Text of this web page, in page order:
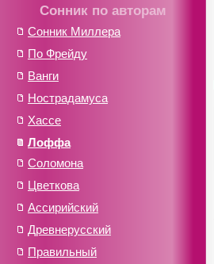
Сонник по авторам
Сонник Миллера
По Фрейду
Ванги
Нострадамуса
Хассе
Лоффа
Соломона
Цветкова
Ассирийский
Древнерусский
Правильный